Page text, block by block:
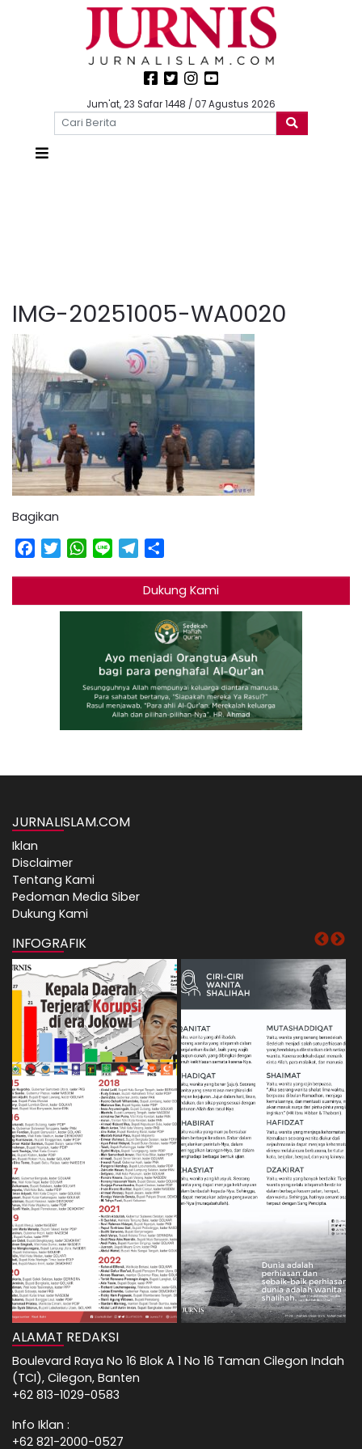
Jum'at, 23 Safar 1448 / 07 Agustus 2026
IMG-20251005-WA0020
Bagikan
Facebook
TwitterWhatsApp
Line Telegram
Dukung Kami
JURNALISLAM.COM
Iklan
Disclaimer
Tentang Kami
Pedoman Media Siber
Dukung Kami
INFOGRAFIK
ALAMAT REDAKSI
Boulevard Raya No 16 Blok A 1 No 16 Taman Cilegon Indah
(TCI), Cilegon, Banten
+62 813-1029-0583
Info Iklan :
+62 821-2000-0527